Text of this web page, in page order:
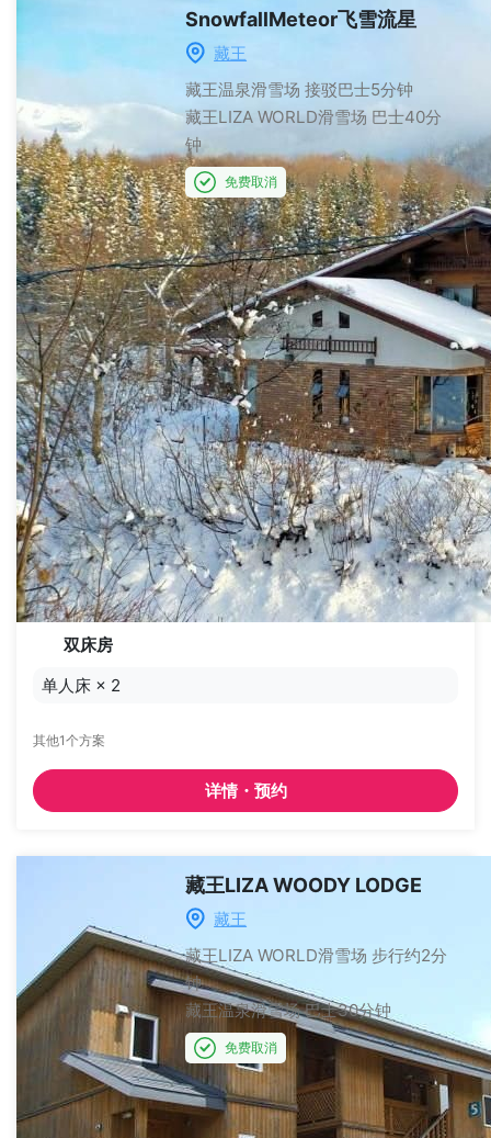
SnowfallMeteor飞雪流星
藏王
藏王温泉滑雪场 接驳巴士5分钟
藏王LIZA WORLD滑雪场 巴士40分
钟
免费取消
双床房
单人床 × 2
其他1个方案
详情・预约
藏王LIZA WOODY LODGE
藏王
藏王LIZA WORLD滑雪场 步行约2分
钟
藏王温泉滑雪场 巴士30分钟
免费取消